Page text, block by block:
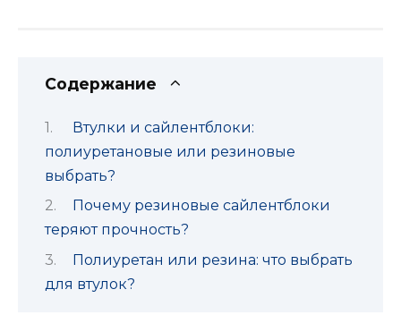
Содержание
Втулки и сайлентблоки:
полиуретановые или резиновые
выбрать?
Почему резиновые сайлентблоки
теряют прочность?
Полиуретан или резина: что выбрать
для втулок?